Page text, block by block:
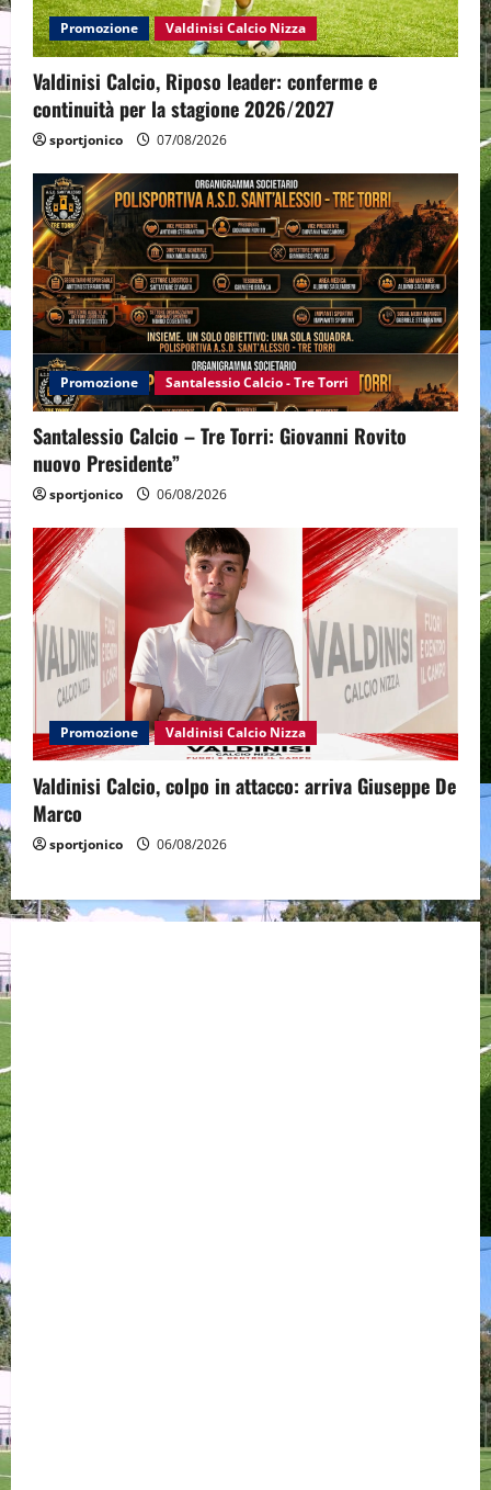
Promozione Valdinisi Calcio Nizza
Valdinisi Calcio, Riposo leader: conferme e
continuità per la stagione 2026/2027
sportjonico 07/08/2026
Promozione Santalessio Calcio - Tre Torri
Santalessio Calcio – Tre Torri: Giovanni Rovito
nuovo Presidente”
sportjonico 06/08/2026
Promozione Valdinisi Calcio Nizza
Valdinisi Calcio, colpo in attacco: arriva Giuseppe De
Marco
sportjonico 06/08/2026